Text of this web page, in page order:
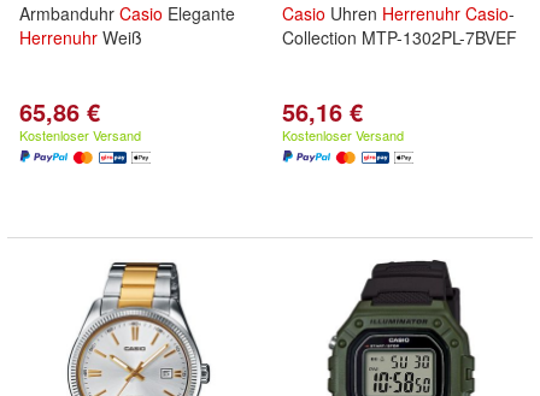
Armbanduhr Casio Elegante
Herrenuhr Weiß
65,86 €
Kostenloser Versand
Casio Uhren Herrenuhr Casio-
Collection MTP-1302PL-7BVEF
56,16 €
Kostenloser Versand